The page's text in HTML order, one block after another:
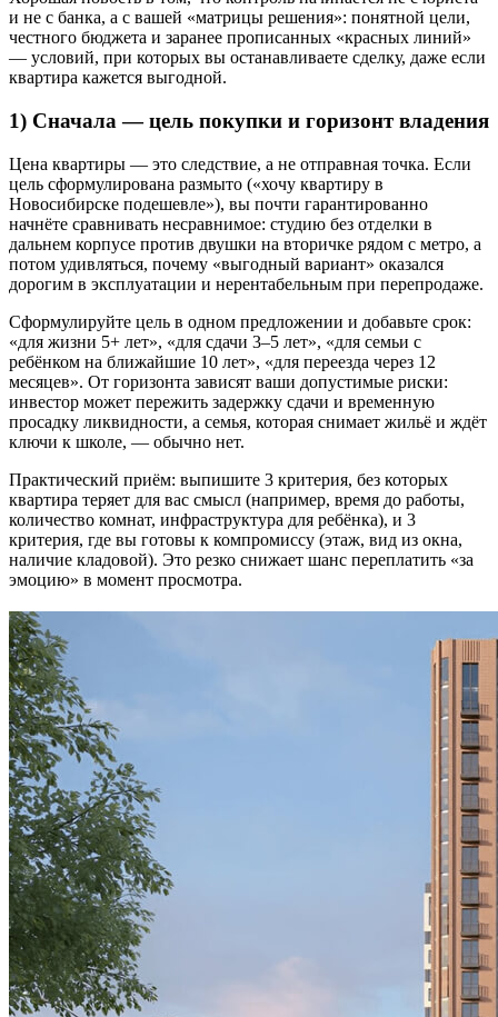
и не с банка, а с вашей «матрицы решения»: понятной цели,
честного бюджета и заранее прописанных «красных линий»
— условий, при которых вы останавливаете сделку, даже если
квартира кажется выгодной.
1) Сначала — цель покупки и горизонт владения
Цена квартиры — это следствие, а не отправная точка. Если
цель сформулирована размыто («хочу квартиру в
Новосибирске подешевле»), вы почти гарантированно
начнёте сравнивать несравнимое: студию без отделки в
дальнем корпусе против двушки на вторичке рядом с метро, а
потом удивляться, почему «выгодный вариант» оказался
дорогим в эксплуатации и нерентабельным при перепродаже.
Сформулируйте цель в одном предложении и добавьте срок:
«для жизни 5+ лет», «для сдачи 3–5 лет», «для семьи с
ребёнком на ближайшие 10 лет», «для переезда через 12
месяцев». От горизонта зависят ваши допустимые риски:
инвестор может пережить задержку сдачи и временную
просадку ликвидности, а семья, которая снимает жильё и ждёт
ключи к школе, — обычно нет.
Практический приём: выпишите 3 критерия, без которых
квартира теряет для вас смысл (например, время до работы,
количество комнат, инфраструктура для ребёнка), и 3
критерия, где вы готовы к компромиссу (этаж, вид из окна,
наличие кладовой). Это резко снижает шанс переплатить «за
эмоцию» в момент просмотра.